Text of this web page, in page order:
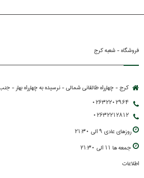
فروشگاه - شعبه کرج
کرج - چهارراه طالقانی شمالی - نرسیده به چهارراه بهار -
02632202964
02632212812
روزهاي عادي 9 الي 21:30
جمعه ها 11 الي 21:30
اطلاعات